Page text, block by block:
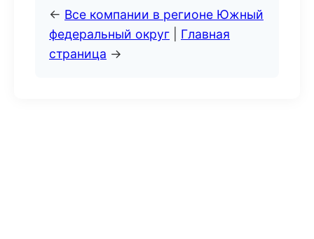
← Все компании в регионе Южный
федеральный округ
Главная
страница →